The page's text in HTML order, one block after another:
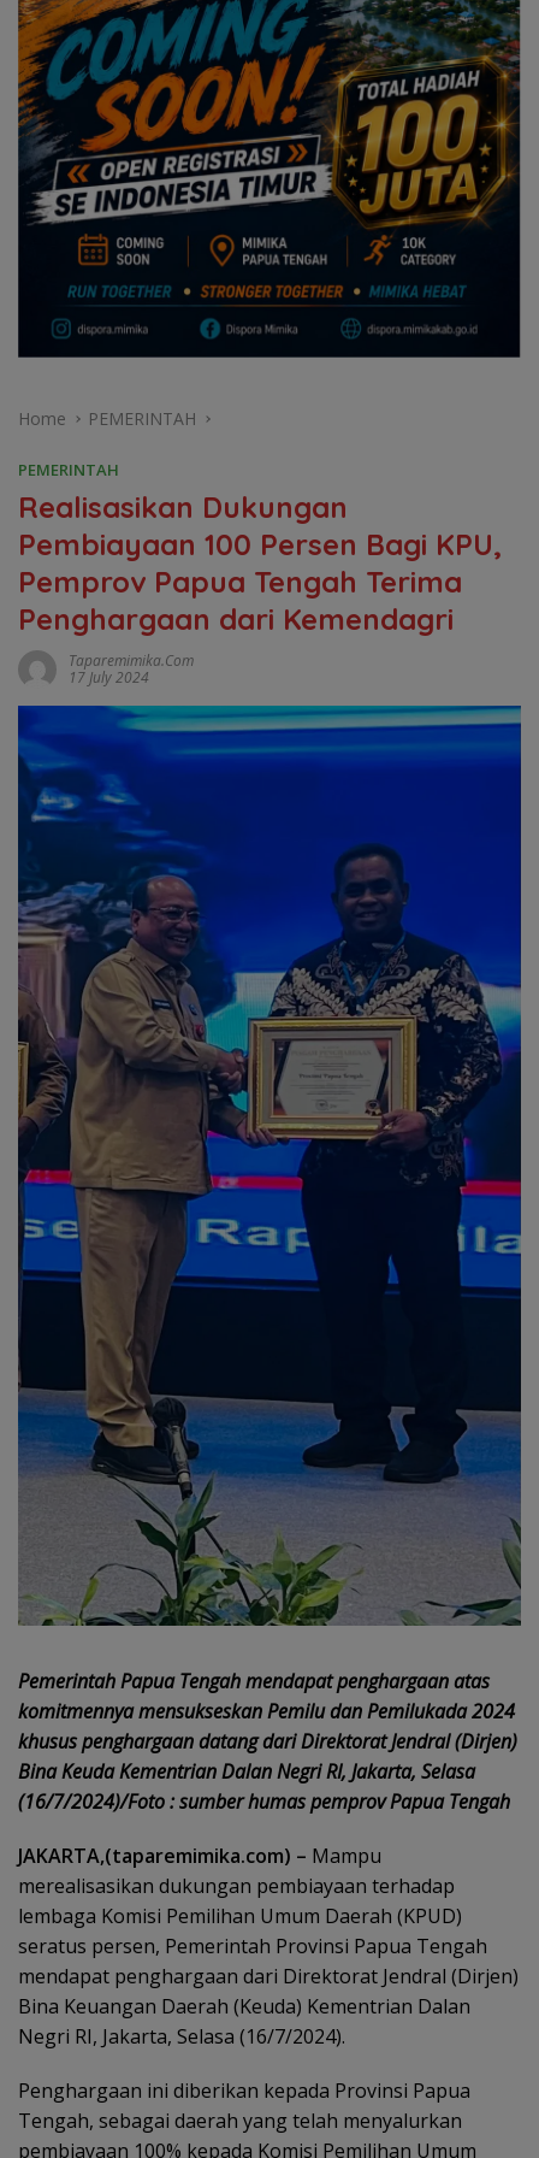
Home PEMERINTAH
PEMERINTAH
Realisasikan Dukungan
Pembiayaan 100 Persen Bagi KPU,
Pemprov Papua Tengah Terima
Penghargaan dari Kemendagri
Taparemimika.com
17 July 2024
Pemerintah Papua Tengah mendapat penghargaan atas
komitmennya mensukseskan Pemilu dan Pemilukada 2024
khusus penghargaan datang dari Direktorat Jendral (Dirjen)
Bina Keuda Kementrian Dalan Negri RI, Jakarta, Selasa
(16/7/2024)/Foto : sumber humas pemprov Papua Tengah
JAKARTA,(taparemimika.com) – Mampu
merealisasikan dukungan pembiayaan terhadap
lembaga Komisi Pemilihan Umum Daerah (KPUD)
seratus persen, Pemerintah Provinsi Papua Tengah
mendapat penghargaan dari Direktorat Jendral (Dirjen)
Bina Keuangan Daerah (Keuda) Kementrian Dalan
Negri RI, Jakarta, Selasa (16/7/2024).
Penghargaan ini diberikan kepada Provinsi Papua
Tengah, sebagai daerah yang telah menyalurkan
pembiayaan 100% kepada Komisi Pemilihan Umum